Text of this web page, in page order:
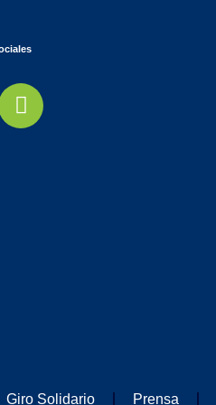
Giro Solidario Prensa